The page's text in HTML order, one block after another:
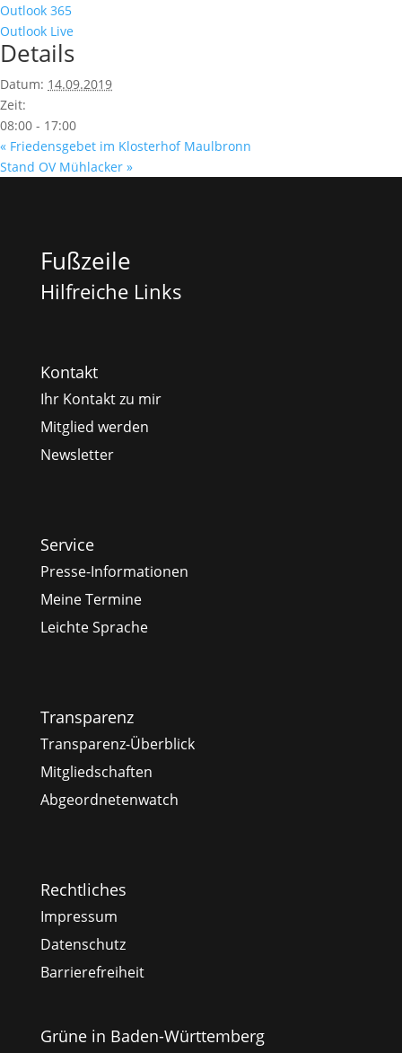
Outlook 365
Outlook Live
Details
Datum: 14.09.2019
Zeit:
08:00 - 17:00
« Friedensgebet im Klosterhof Maulbronn
Stand OV Mühlacker »
Fußzeile
Hilfreiche Links
Kontakt
Ihr Kontakt zu mir
Mitglied werden
Newsletter
Service
Presse-Informationen
Meine Termine
Leichte Sprache
Transparenz
Transparenz-Überblick
Mitgliedschaften
Abgeordnetenwatch
Rechtliches
Impressum
Datenschutz
Barrierefreiheit
Grüne in Baden-Württemberg